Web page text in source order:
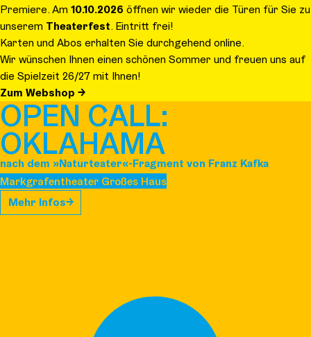
Premiere. Am 10.10.2026 öffnen wir wieder die Türen für Sie zu
unserem Theaterfest. Eintritt frei!
Karten und Abos erhalten Sie durchgehend online.
Wir wünschen Ihnen einen schönen Sommer und freuen uns auf
die Spielzeit 26/27 mit Ihnen!
Zum Webshop
OPEN CALL:
OKLAHAMA
nach dem »Naturteater«-Fragment von Franz Kafka
Markgrafentheater Großes Haus
Mehr Infos